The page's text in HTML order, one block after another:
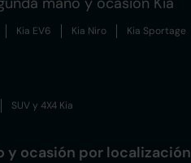
Kia EV6 Kia Niro Kia Sportage
SUV y 4X4 Kia
y ocasión por localización